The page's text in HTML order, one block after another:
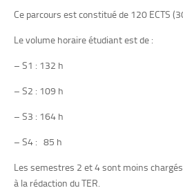
Ce parcours est constitué de 120 ECTS
Le volume horaire étudiant est de :
– S1 : 132 h
– S2 : 109 h
– S3 : 164 h
– S4 : 85 h
Les semestres 2 et 4 sont moins
à la rédaction du TER.